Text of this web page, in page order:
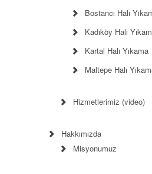
Bostancı Halı
Kadıköy Halı
Kartal Halı Yıkama
Maltepe Halı
Hizmetlerimiz (video)
Hakkımızda
Misyonumuz